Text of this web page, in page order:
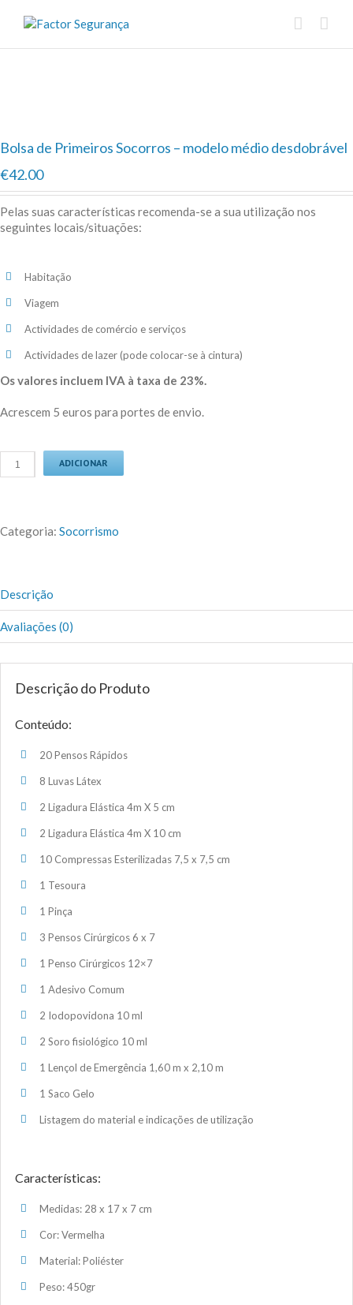
Bolsa de Primeiros Socorros – modelo médio desdobrável
€42.00
Pelas suas características recomenda-se a sua utilização nos
seguintes locais/situações:
Habitação
Viagem
Actividades de comércio e serviços
Actividades de lazer (pode colocar-se à cintura)
Os valores incluem IVA à taxa de 23%.
Acrescem 5 euros para portes de envio.
ADICIONAR
Categoria: Socorrismo
Descrição
Avaliações (0)
Descrição do Produto
Conteúdo:
20 Pensos Rápidos
8 Luvas Látex
2 Ligadura Elástica 4m X 5 cm
2 Ligadura Elástica 4m X 10 cm
10 Compressas Esterilizadas 7,5 x 7,5 cm
1 Tesoura
1 Pinça
3 Pensos Cirúrgicos 6 x 7
1 Penso Cirúrgicos 12×7
1 Adesivo Comum
2 Iodopovidona 10 ml
2 Soro fisiológico 10 ml
1 Lençol de Emergência 1,60 m x 2,10 m
1 Saco Gelo
Listagem do material e indicações de utilização
Características:
Medidas: 28 x 17 x 7 cm
Cor: Vermelha
Material: Poliéster
Peso: 450gr